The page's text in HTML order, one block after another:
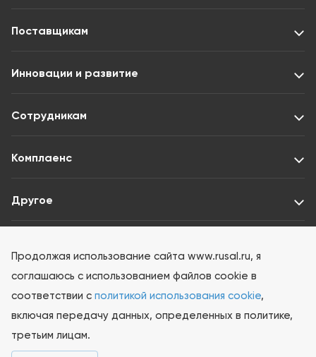
Поставщикам
Инновации и развитие
Сотрудникам
Комплаенс
Другое
Раскрытие информации ООО «Интерфакс-ЦРКИ»
Продолжая использование сайта www.rusal.ru, я
соглашаюсь с использованием файлов cookie в
соответствии с политикой использования cookie,
включая передачу данных, определенных в политике,
третьим лицам.